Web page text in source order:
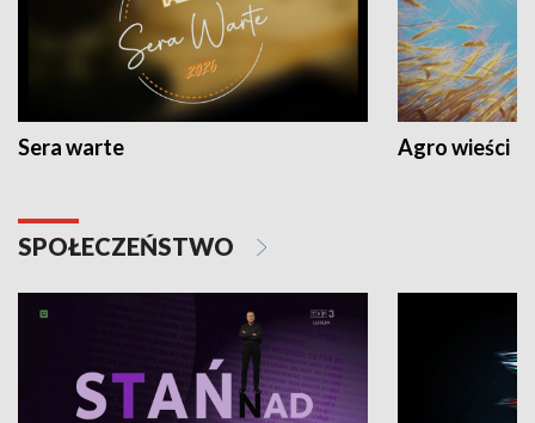
Sera warte Agro wieści
SPOŁECZEŃSTWO